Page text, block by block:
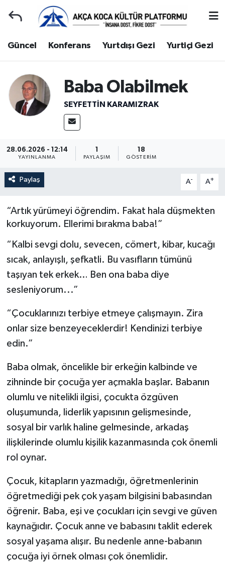
Güncel Konferans Yurtdışı Gezi Yurtiçi Gezi
Baba Olabilmek
SEYFETTIN KARAMIZRAK
28.06.2026 - 12:14
YAYINLANMA
1
PAYLAŞIM
18
GÖSTERIM
Paylaş A- A+
“Artık yürümeyi öğrendim. Fakat hala düşmekten
korkuyorum. Ellerimi bırakma baba!”
“Kalbi sevgi dolu, sevecen, cömert, kibar, kucağı
sıcak, anlayışlı, şefkatli. Bu vasıfların tümünü
taşıyan tek erkek… Ben ona baba diye
sesleniyorum...”
“Çocuklarınızı terbiye etmeye çalışmayın. Zira
onlar size benzeyeceklerdir! Kendinizi terbiye
edin.”
Baba olmak, öncelikle bir erkeğin kalbinde ve
zihninde bir çocuğa yer açmakla başlar. Babanın
olumlu ve nitelikli ilgisi, çocukta özgüven
oluşumunda, liderlik yapısının gelişmesinde,
sosyal bir varlık haline gelmesinde, arkadaş
ilişkilerinde olumlu kişilik kazanmasında çok önemli
rol oynar.
Çocuk, kitapların yazmadığı, öğretmenlerinin
öğretmediği pek çok yaşam bilgisini babasından
öğrenir. Baba, eşi ve çocukları için sevgi ve güven
kaynağıdır. Çocuk anne ve babasını taklit ederek
sosyal yaşama alışır. Bu nedenle anne-babanın
çocuğa iyi örnek olması çok önemlidir.
Gençlerle Başbaşa
Güncel
Konferans
Hakkımızda
Yönetim Kurulu
Sanat
Kocaeli Hava Durumu
Kocaeli Namaz Vakitleri
Kocaeli Trafik Yoğunluk Haritası
Haber Arşivi